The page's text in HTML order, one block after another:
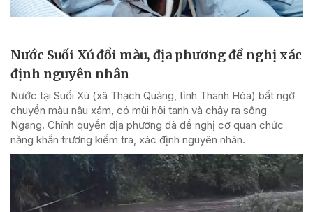
Nước Suối Xú đổi màu, địa phương đề nghị xác
định nguyên nhân
Nước tại Suối Xú (xã Thạch Quảng, tỉnh Thanh Hóa) bất ngờ
chuyển màu nâu xám, có mùi hôi tanh và chảy ra sông
Ngang. Chính quyền địa phương đã đề nghị cơ quan chức
năng khẩn trương kiểm tra, xác định nguyên nhân.